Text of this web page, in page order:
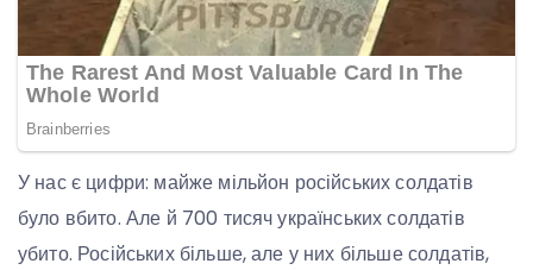
У нас є цифри: майже мільйон російських солдатів
було вбито. Але й 700 тисяч українських солдатів
убито. Російських більше, але у них більше солдатів,